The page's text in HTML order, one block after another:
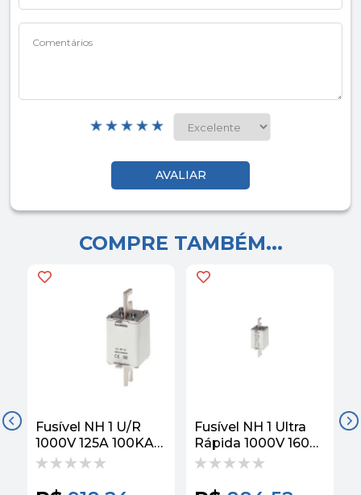
COMPRE TAMBÉM...
Fusível NH 1 U/R
1000V 125A 100KA
3NE3222 Siemens
Fusível NH 1 Ultra
Rápida 1000V 160A
100kA 3NE3224